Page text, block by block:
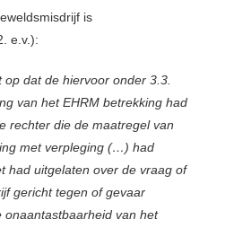
is
e.v.):
dat de hiervoor onder 3.3.
van het EHRM betrekking had
rechter die de maatregel van
met verpleging (…) had
had uitgelaten over de vraag of
gericht tegen of gevaar
onaantastbaarheid van het